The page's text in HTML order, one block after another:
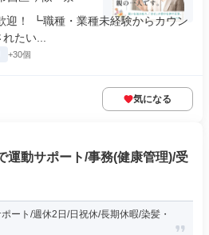
迎！ ┗職種・業種未経験からカウン
たい...
+30個
気になる
運動サポート/事務(健康管理)/受
ート/週休2日/日祝休/長期休暇/染髪・